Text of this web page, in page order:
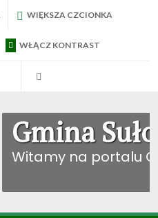
WIĘKSZA CZCIONKA
WŁĄCZ KONTRAST
BIP Sułoszowa
Gmina
Witamy na portalu